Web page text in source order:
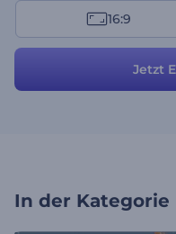
die Stimmung Ihrer Marke
Kosmetikstudios und andere
16:9
Jetzt
In der Kategorie